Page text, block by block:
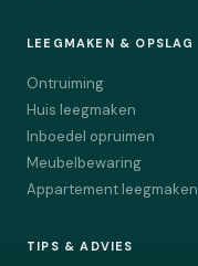
LEEGMAKEN & OPSLAG
Ontruiming
Huis leegmaken
Inboedel opruimen
Meubelbewaring
Appartement leegmaken
TIPS & ADVIES